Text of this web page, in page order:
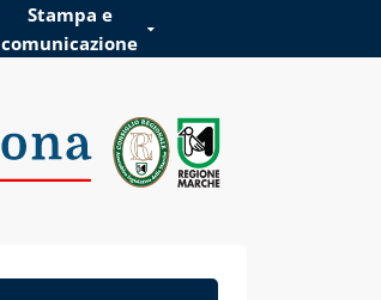
Stampa e
comunicazione